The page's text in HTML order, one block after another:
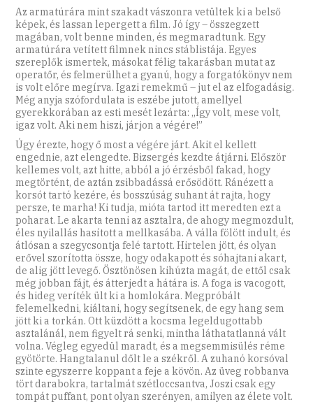
Az armatúrára mint szakadt vászonra vetültek ki a belső
képek, és lassan lepergett a film. Jó így – összegzett
magában, volt benne minden, és megmaradtunk. Egy
armatúrára vetített filmnek nincs stáblistája. Egyes
szereplők ismertek, másokat félig takarásban mutat az
operatőr, és felmerülhet a gyanú, hogy a forgatókönyv nem
is volt előre megírva. Igazi remekmű – jut el az elfogadásig.
Még anyja szófordulata is eszébe jutott, amellyel
gyerekkorában az esti mesét lezárta: „Így volt, mese volt,
igaz volt. Aki nem hiszi, járjon a végére!”
Úgy érezte, hogy ő most a végére járt. Akit el kellett
engednie, azt elengedte. Bizsergés kezdte átjárni. Először
kellemes volt, azt hitte, abból a jó érzésből fakad, hogy
megtörtént, de aztán zsibbadássá erősödött. Ránézett a
korsót tartó kezére, és bosszúság suhant át rajta, hogy
persze, te marha! Ki tudja, mióta tartod itt meredten ezt a
poharat. Le akarta tenni az asztalra, de ahogy megmozdult,
éles nyilallás hasított a mellkasába. A válla fölött indult, és
átlósan a szegycsontja felé tartott. Hirtelen jött, és olyan
erővel szorította össze, hogy odakapott és sóhajtani akart,
de alig jött levegő. Ösztönösen kihúzta magát, de ettől csak
még jobban fájt, és átterjedt a hátára is. A foga is vacogott,
és hideg veríték ült ki a homlokára. Megpróbált
felemelkedni, kiáltani, hogy segítsenek, de egy hang sem
jött ki a torkán. Ott küzdött a kocsma legeldugottabb
asztalánál, nem figyelt rá senki, mintha láthatatlanná vált
volna. Végleg egyedül maradt, és a megsemmisülés réme
gyötörte. Hangtalanul dőlt le a székről. A zuhanó korsóval
szinte egyszerre koppant a feje a kövön. Az üveg robbanva
tört darabokra, tartalmát szétloccsantva, Joszi csak egy
tompát puffant, pont olyan szerényen, amilyen az élete volt.